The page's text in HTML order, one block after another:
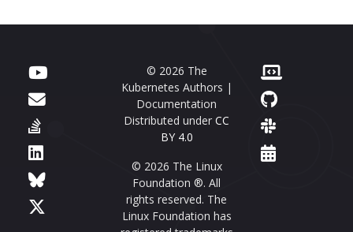
© 2026 The
Kubernetes Authors |
Documentation
Distributed under CC
BY 4.0
© 2026 The Linux
Foundation ®. All
rights reserved. The
Linux Foundation has